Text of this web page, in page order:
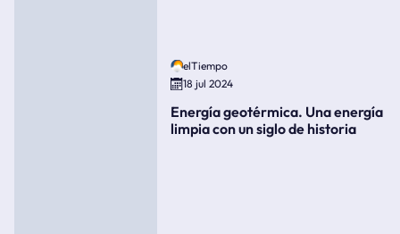
elTiempo
18 jul 2024
Energía geotérmica. Una energía
limpia con un siglo de historia